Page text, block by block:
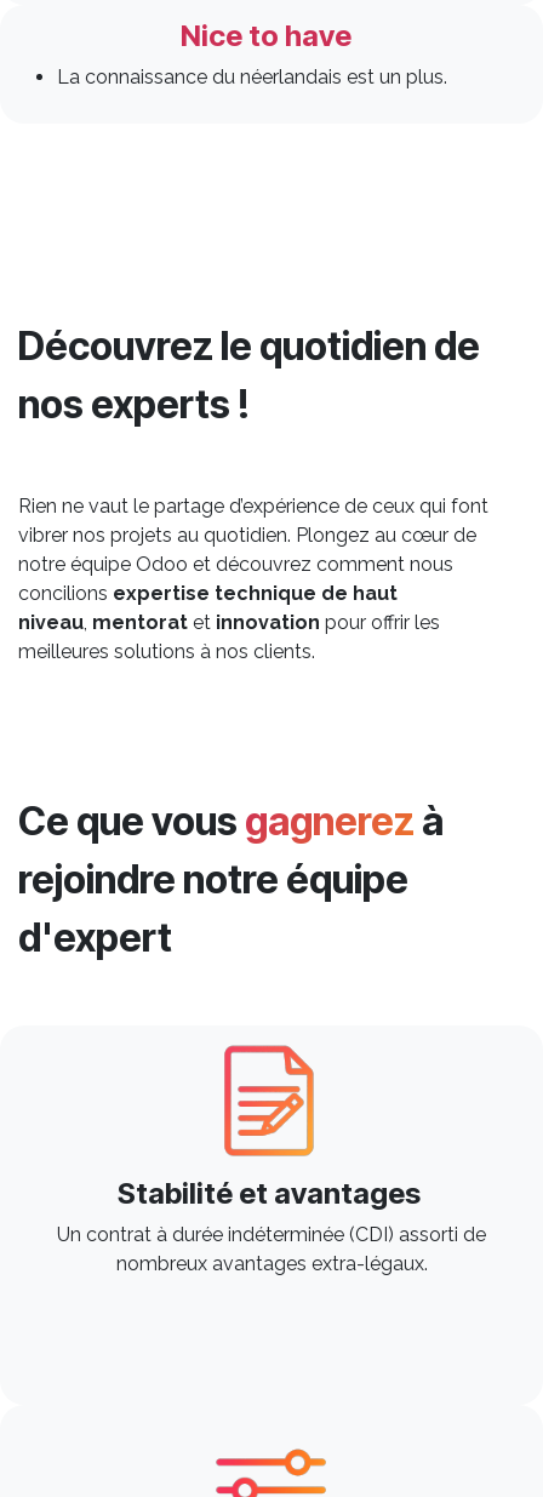
Nice to have
La connaissance du néerlandais est un plus.
Découvrez le quotidien de
nos experts !
Rien ne vaut le partage d’expérience de ceux qui font
vibrer nos projets au quotidien. Plongez au cœur de
notre équipe Odoo et découvrez comment nous
concilions expertise technique de haut
niveau, mentorat et innovation pour offrir les
meilleures solutions à nos clients.
Ce que vous gagnerez à
rejoindre notre équipe
d'expert
Stabilité et avantages
Un contrat à durée indéterminée (CDI) assorti de
nombreux avantages extra-légaux.